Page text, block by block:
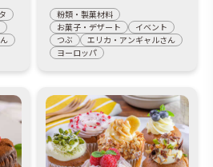
粉類・製菓材料
お菓子・デザート
イベント
つぶ
エリカ・アンギャルさん
ヨーロッパ